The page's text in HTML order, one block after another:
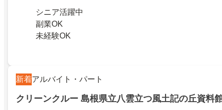
シニア活躍中
副業OK
未経験OK
新着アルバイト・パート
クリーンクルー 島根県立八雲立つ風土記の丘資料